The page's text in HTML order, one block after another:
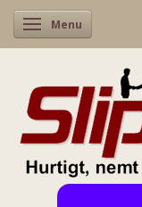
Skifte navigation
Menu